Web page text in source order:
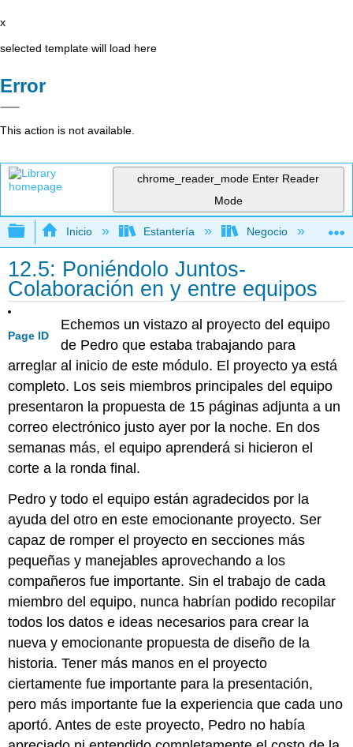
x
selected template will load here
Error
This action is not available.
chrome_reader_mode Enter Reader
Mode
Expandir/contraer jerarquía global
Inicio Estantería Negocio
12.5: Poniéndolo Juntos-
Colaboración en y entre equipos
Page ID
Echemos un vistazo al proyecto del equipo
de Pedro que estaba trabajando para
arreglar al inicio de este módulo. El proyecto ya está
completo. Los seis miembros principales del equipo
presentaron la propuesta de 15 páginas adjunta a un
correo electrónico justo ayer por la noche. En dos
semanas más, el equipo aprenderá si hicieron el
corte a la ronda final.
Pedro y todo el equipo están agradecidos por la
ayuda del otro en este emocionante proyecto. Ser
capaz de romper el proyecto en secciones más
pequeñas y manejables aprovechando a los
compañeros fue importante. Sin el trabajo de cada
miembro del equipo, nunca habrían podido recopilar
todos los datos e ideas necesarios para crear la
nueva y emocionante propuesta de diseño de la
historia. Tener más manos en el proyecto
ciertamente fue importante para la presentación,
pero más importante fue la experiencia que cada uno
aportó. Antes de este proyecto, Pedro no había